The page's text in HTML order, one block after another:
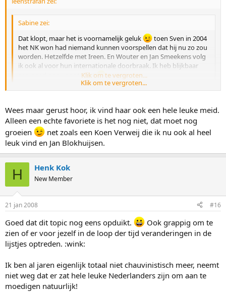
Sabine zei:
Dat klopt, maar het is voornamelijk geluk
toen Sven in 2004
het NK won had niemand kunnen voorspellen dat hij nu zo zou
worden. Hetzelfde met Ireen. En Wouter en Jan Smeekens volg
ik ook al voor hun internationale doorbraak. Ik heb blijkbaar
een goed oog voor talentKlik om te vergroten...
Het baart me wel een beetje zorgen dat je Marrit Leenstra niet
doorstoten omdat jij haar dat niet gunt.
Klik om te vergroten...
Wees maar gerust hoor, ik vind haar ook een hele leuke meid.
Alleen een echte favoriete is het nog niet, dat moet nog
groeien
net zoals een Koen Verweij die ik nu ook al heel
leuk vind en Jan Blokhuijsen.
H Henk Kok
New Member
21 jan 2008 #16
Goed dat dit topic nog eens opduikt.
Ook grappig om te
zien of er voor jezelf in de loop der tijd veranderingen in de
lijstjes optreden. :wink:
Ik ben al jaren eigenlijk totaal niet chauvinistisch meer, neemt
niet weg dat er zat hele leuke Nederlanders zijn om aan te
moedigen natuurlijk!